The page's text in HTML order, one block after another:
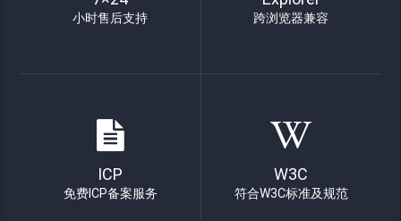
小时售后支持 跨浏览器兼容
ICP
免费ICP备案服务
W3C
符合W3C标准及规范